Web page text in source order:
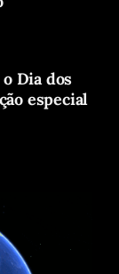
Dia dos
especial